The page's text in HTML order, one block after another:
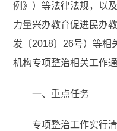
例》）等法律法规，以
力量兴办教育促进民办
发〔2018〕26号）等相
机构专项整治相关工作通
一、重点任务
专项整治工作实行